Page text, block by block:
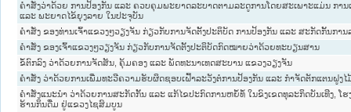
ຄຳສັ່ງວ່າດ້ວຍ ການປ້ອງກັນ ແລະ ຄວບຄຸມພະຍາດລະບາດຕາມລະດູການໂດຍສະເພາະແມ່ນ ກາ
ແລະ ພະຍາດໄຂ້ຍຸງລາຍ ໃນປະຈຸບັນ
ຄໍາສັ່ງ ຂອງທ່ານເຈົ້າແຂວງໆວຽງຈັນ ກ່ຽວກັບການຈັດຕັ້ງປະຕິບັດ ການປ້ອງກັນ ແລະ ສະກັດກັ້ນກາ
ຄຳສັ່ງ ຂອງເຈົ້າແຂວງໆວຽງຈັນ ກ່ຽວກັບການຈັດຕັ້ງປະຕິບັດກົດໝາຍວ່າດ້ວຍທະບຽນສານ
ຂໍ້ຕົກລົງ ວ່າດ້ວຍການຈັດສັນ, ຄຸ້ມຄອງ ແລະ ພັດທະນາເທດສະບານ ແຂວງວຽງຈັນ
ຄຳສັ່ງ ວ່າດ້ວຍການເພີ່ມທະວີຄວາມຮັບຜິດຊອບເຝົ້າລະວັງຕໍ່ການປ້ອງກັນ ແລະ ກຳຈັດຕັກແຕນຝູງ
ຄຳສັ່ງແນະນຳ ວ່າດ້ວຍການສະກັດກັ້ນ ແລະ ແກ້ໄຂປະກົດການຫຍໍ້ທໍ້ ໃນຂົງເຂດທຸລະກິດບັນເທີງ, ໂ
ຮ້ານກິນດື່ມ ຢູ່ແຂວງໄຊສົມບູນ